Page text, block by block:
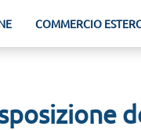
COMMERCIO